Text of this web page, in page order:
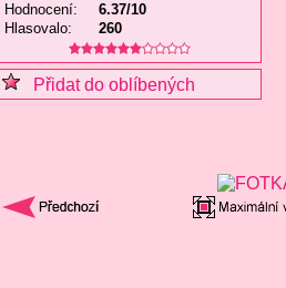
Hodnocení:
6.37/10
Hlasovalo:
260
Přidat do oblíbených